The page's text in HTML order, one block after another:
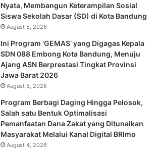
Nyata, Membangun Keterampilan Sosial
Siswa Sekolah Dasar (SD) di Kota Bandung
August 5, 2026
Ini Program ‘GEMAS’ yang Digagas Kepala
SDN 088 Embong Kota Bandung, Menuju
Ajang ASN Berprestasi Tingkat Provinsi
Jawa Barat 2026
August 5, 2026
Program Berbagi Daging Hingga Pelosok,
Salah satu Bentuk Optimalisasi
Pemanfaatan Dana Zakat yang Ditunaikan
Masyarakat Melalui Kanal Digital BRImo
August 4, 2026